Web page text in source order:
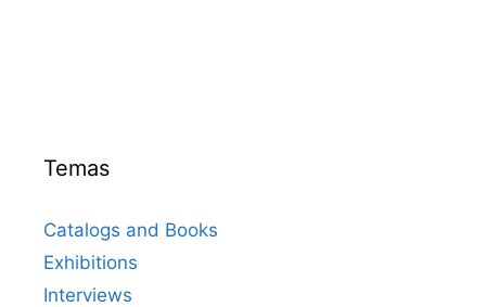
Temas
Catalogs and Books
Exhibitions
Interviews